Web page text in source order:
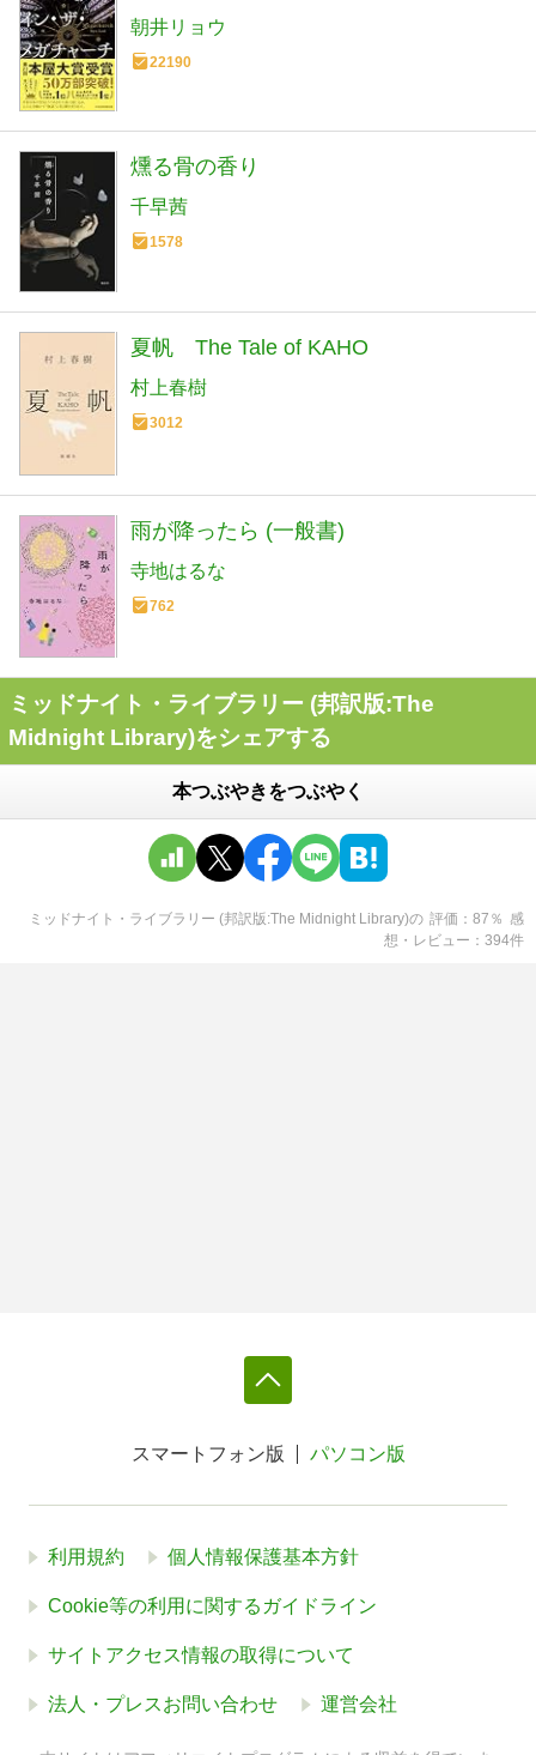
朝井リョウ
22190
燻る骨の香り
千早茜
1578
夏帆 The Tale of KAHO
村上春樹
3012
雨が降ったら (一般書)
寺地はるな
762
ミッドナイト・ライブラリー (邦訳版:The
Midnight Library)をシェアする
本つぶやきをつぶやく
ミッドナイト・ライブラリー (邦訳版:The Midnight Library)の 評価 87 ％ 感
想・レビュー
394件
スマートフォン版 パソコン版
利用規約 個人情報保護基本方針
Cookie等の利用に関するガイドライン
サイトアクセス情報の取得について
法人・プレスお問い合わせ 運営会社